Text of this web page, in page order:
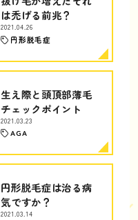
は禿げる前兆？
2021.04.26
円形脱毛症
生え際と頭頂部薄毛
チェックポイント
2021.03.23
AGA
円形脱毛症は治る病
気ですか？
2021.03.14